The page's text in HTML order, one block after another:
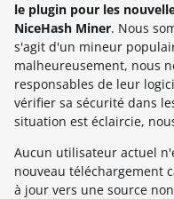
le plugin pour les
NiceHash Miner. Nous
s'agit d'un mineur
malheureusement, nous
responsables de leur
vérifier sa sécurité dans
situation est éclaircie,
Aucun utilisateur actuel
nouveau téléchargement
à jour vers une source